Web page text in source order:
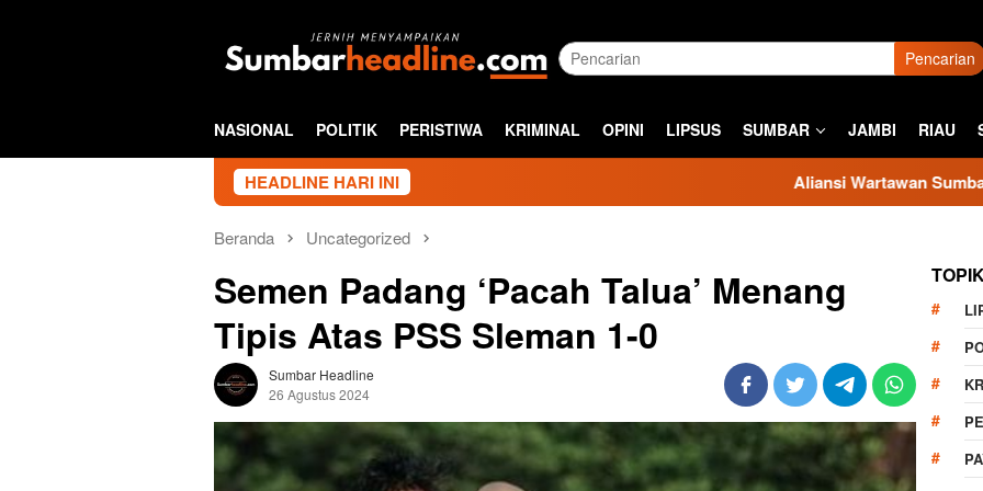
Pencarian
NASIONAL POLITIK PERISTIWA KRIMINAL OPINI LIPSUS SUMBAR JAMBI RIAU
HEADLINE HARI INI Aliansi Wartawan Sumbar Kecam
Beranda Uncategorized
Semen Padang ‘Pacah Talua’ Menang
Tipis Atas PSS Sleman 1-0
Sumbar Headline
26 Agustus 2024